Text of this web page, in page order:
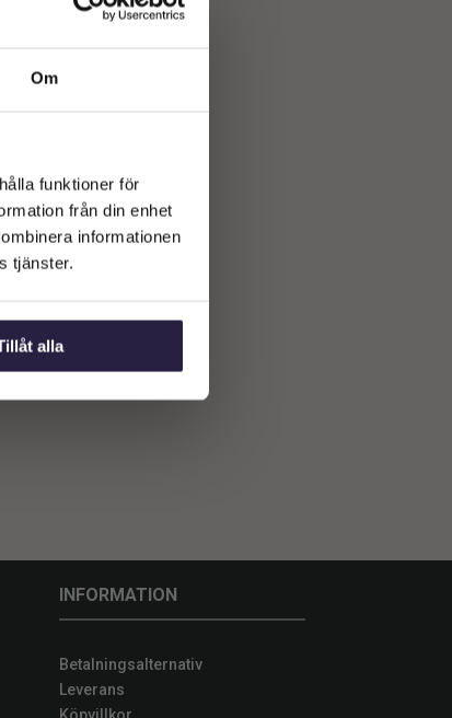
Om
funktioner för
från din enhet
informationen
tjänster.
alla
INFORMATION
Betalningsalternativ
Leverans